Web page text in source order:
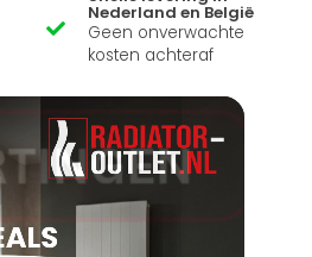
Nederland en België
Geen onverwachte
kosten achteraf